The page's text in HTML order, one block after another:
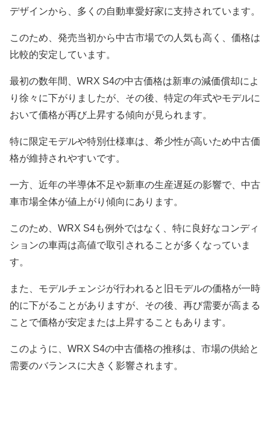
デザインから、多くの自動車愛好家に支持されています。
このため、発売当初から中古市場での人気も高く、価格は
比較的安定しています。
最初の数年間、WRX S4の中古価格は新車の減価償却によ
り徐々に下がりましたが、その後、特定の年式やモデルに
おいて価格が再び上昇する傾向が見られます。
特に限定モデルや特別仕様車は、希少性が高いため中古価
格が維持されやすいです。
一方、近年の半導体不足や新車の生産遅延の影響で、中古
車市場全体が値上がり傾向にあります。
このため、WRX S4も例外ではなく、特に良好なコンディ
ションの車両は高値で取引されることが多くなっていま
す。
また、モデルチェンジが行われると旧モデルの価格が一時
的に下がることがありますが、その後、再び需要が高まる
ことで価格が安定または上昇することもあります。
このように、WRX S4の中古価格の推移は、市場の供給と
需要のバランスに大きく影響されます。